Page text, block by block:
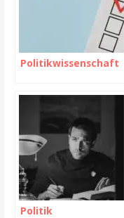
Politikwissenschaft
Politik